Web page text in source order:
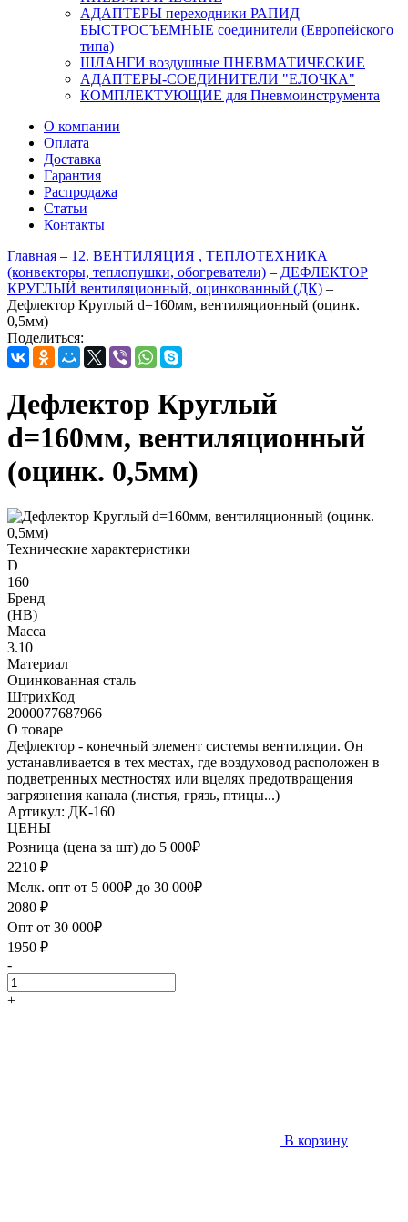
АДАПТЕРЫ переходники РАПИД
БЫСТРОСЪЕМНЫЕ соединители (Европейского
типа)
ШЛАНГИ воздушные ПНЕВМАТИЧЕСКИЕ
АДАПТЕРЫ-СОЕДИНИТЕЛИ "ЕЛОЧКА"
КОМПЛЕКТУЮЩИЕ для Пневмоинструмента
О компании
Оплата
Доставка
Гарантия
Распродажа
Статьи
Контакты
Главная – 12. ВЕНТИЛЯЦИЯ , ТЕПЛОТЕХНИКА
(конвекторы, теплопушки, обогреватели) – ДЕФЛЕКТОР
КРУГЛЫЙ вентиляционный, оцинкованный (ДК) –
Дефлектор Круглый d=160мм, вентиляционный (оцинк.
0,5мм)
Поделиться:
Дефлектор Круглый
d=160мм, вентиляционный
(оцинк. 0,5мм)
Технические характеристики
D
160
Бренд
(НВ)
Масса
3.10
Материал
Оцинкованная сталь
ШтрихКод
2000077687966
О товаре
Дефлектор - конечный элемент системы вентиляции. Он
устанавливается в тех местах, где воздуховод расположен в
подветренных местностях или вцелях предотвращения
загрязнения канала (листья, грязь, птицы...)
Артикул: ДК-160
ЦЕНЫ
Розница (цена за шт) до 5 000₽
2210 ₽
Мелк. опт от 5 000₽ до 30 000₽
2080 ₽
Опт от 30 000₽
1950 ₽
-
+
В корзину